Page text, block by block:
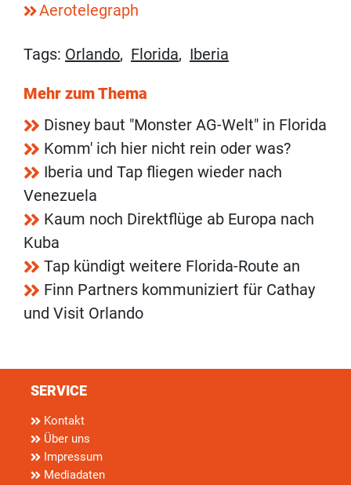
Aerotelegraph
Tags: Orlando, Florida, Iberia
Mehr zum Thema
Disney baut "Monster AG-Welt" in Florida
Komm' ich hier nicht rein oder was?
Iberia und Tap fliegen wieder nach
Venezuela
Kaum noch Direktflüge ab Europa nach
Kuba
Tap kündigt weitere Florida-Route an
Finn Partners kommuniziert für Cathay
und Visit Orlando
SERVICE
Kontakt
Über uns
Impressum
Mediadaten